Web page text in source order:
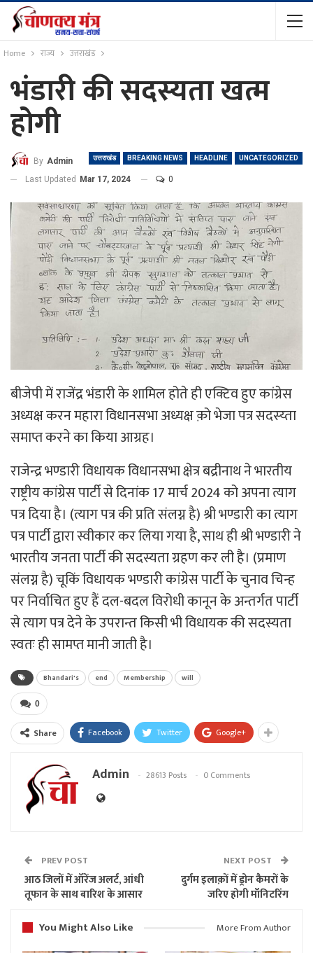
Home राज्य उत्तराखंड
भंडारी की सदस्यता खत्म
होगी
उत्तराखंड BREAKING NEWS HEADLINE UNCATEGORIZED
By Admin
Last Updated Mar 17, 2024 0
बीजेपी में राजेंद्र भंडारी के शामिल होते ही एक्टिव हुए कांग्रेस
अध्यक्ष करन महारा विधानसभा अध्यक्ष क़ो भेजा पत्र सदस्य्ता
समाप्त करने का किया आग्रह।
राजेन्द्र भण्डारी विधायक विधानसभा क्षेत्र बद्रीनाथ ने भारतीय
राष्ट्रीय कांग्रेस पार्टी से दिनांक 17 मार्च 2024 को अपना त्याग
पत्र दिया है। (त्याग पत्र की प्रति संलग्न है) श्री भण्डारी का त्याग
पत्र पार्टी द्वारा स्वीकार कर लिया गया है, साथ ही श्री भण्डारी ने
भारतीय जनता पार्टी की सदस्यता ग्रहण कर ली है। (प्रमाण
संलग्न है) चूकिं विधायक भण्डारी कांग्रेस पार्टी के चुनाव चिन्ह
पर निर्वाचित हुए हैं दल-बदल विरोधी कानून के अन्तर्गत पार्टी
से त्याग पत्र देने के उपरान्त किसी भी विधायक की सदस्यता
स्वतः ही सामप्त मानी जाती है।
Bhandari's end Membership will
0
Share Facebook Twitter Google+
Admin 28613 Posts 0 Comments
PREV POST
आठ जिलों में ऑरेंज अलर्ट, आंधी
तूफान के साथ बारिश के आसार
NEXT POST
दुर्गम इलाक़ों में ड्रोन कैमरों के
जरिए होगी मॉनिटरिंग
You Might Also Like
More From Author